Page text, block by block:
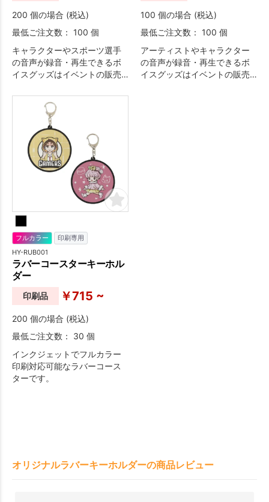
200 個の場合 (税込)
最低ご注文数： 100 個
キャラクターやスポーツ選手
の音声が録音・再生できるボ
イスグッズはイベントの販売
てオススメです。
100 個の場合 (税込)
最低ご注文数： 100 個
アーティストやキャラクター
の音声が録音・再生できるボ
イスグッズはイベントの販売
フルカラー 印刷専用
HY-RUB001
ラバーコースターキーホル
ダー
印刷品 ￥715 ~
200 個の場合 (税込)
最低ご注文数： 30 個
インクジェットでフルカラー
印刷対応可能なラバーコース
ターです。
オリジナルラバーキーホルダーの商品レビュー